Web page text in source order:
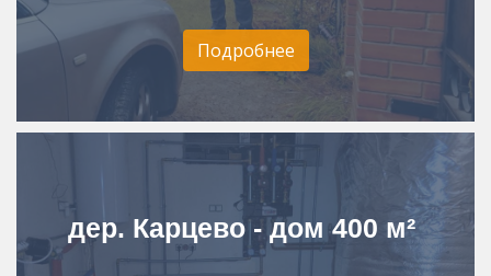
Подробнее
дер. Карцево - дом 400 м²